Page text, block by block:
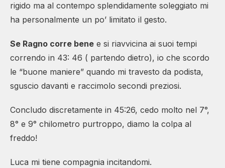
rigido ma al contempo splendidamente soleggiato mi
ha personalmente un po’ limitato il gesto.
Se Ragno corre bene e si riavvicina ai suoi tempi
correndo in 43: 46 ( partendo dietro), io che scordo
le “buone maniere” quando mi travesto da podista,
sguscio davanti e raccimolo secondi preziosi.
Concludo discretamente in 45:26, cedo molto nel 7°,
8° e 9° chilometro purtroppo, diamo la colpa al
freddo!
Luca mi tiene compagnia incitandomi.